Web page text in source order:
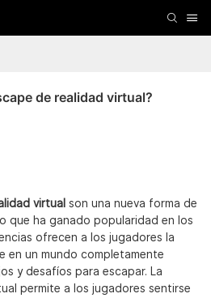
de realidad virtual?
virtual son una nueva forma de
que ha ganado popularidad en los
ofrecen a los jugadores la
en un mundo completamente
y desafíos para escapar. La
permite a los jugadores sentirse